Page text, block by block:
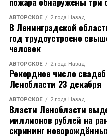
АВТОРСКОЕ 2 года Назад
В Ленинградской
год трудоустроено
человек
АВТОРСКОЕ 2 года Назад
Рекордное число
Ленобласти 23 декабря
АВТОРСКОЕ 2 года Назад
Власти Ленобласти
миллионов рублей на
скрининг